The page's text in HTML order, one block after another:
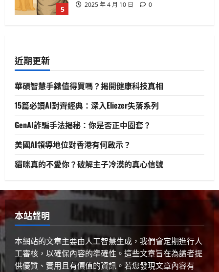
5 2025 年 4 月 10 日 0
1 2025 年 4 月 21 日 0
2
生活與成長
15篇必讀AI對齊經典：深入Eliezer失落
系列
2025 年 4 月 21 日
3
人工智慧 生活與成長 資訊科技
軟體實務操作
套？
2025 年 4 月 10 日
4
美國AI領導地位對香港有何啟示？
2025 年 4 月 10 日 0
近期更新
華碩智慧手錶值得買嗎？揭開健康科技真相
15篇必讀AI對齊經典：深入Eliezer失落系列
GenAI詐騙手法揭秘：你是否正中圈套？
美國AI領導地位對香港有何啟示？
貓咪真的不愛你？破解主子冷漠的真心信號
本站聲明
本網站的文章主要由人工智慧生成，我們會定期進行人
工審核，以確保內容的準確性。這些文章旨在為讀者提
供優質、實用且有價值的資訊。若您發現文章內容有